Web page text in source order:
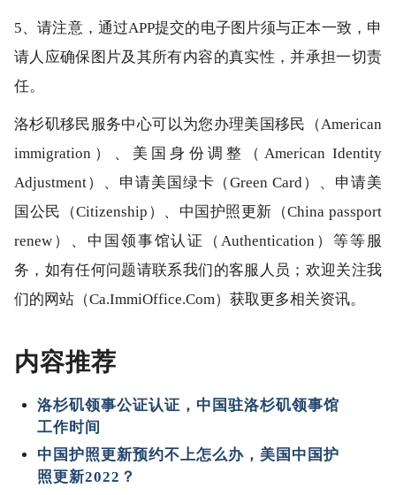
5、请注意，通过APP提交的电子图片须与正本一致，申
请人应确保图片及其所有内容的真实性，并承担一切责
任。
洛杉矶移民服务中心可以为您办理美国移民（American
immigration）、美国身份调整（American Identity
Adjustment）、申请美国绿卡（Green Card）、申请美
国公民（Citizenship）、中国护照更新（China passport
renew）、中国领事馆认证（Authentication）等等服
务，如有任何问题请联系我们的客服人员；欢迎关注我
们的网站（Ca.ImmiOffice.Com）获取更多相关资讯。
内容推荐
洛杉矶领事公证认证，中国驻洛杉矶领事馆
工作时间
中国护照更新预约不上怎么办，美国中国护
照更新2022？